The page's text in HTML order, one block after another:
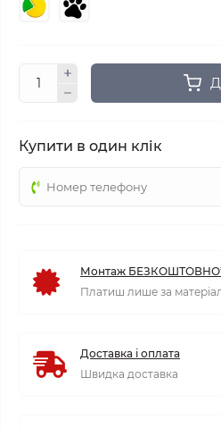
Купити в один клік
Монтаж
Платиш лише за
Доставка і оплата
Швидка доставка